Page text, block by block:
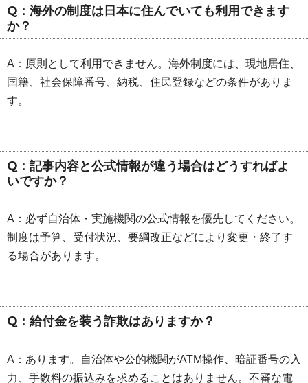
Q：海外の制度は日本に住んでいても利用できます
か？
A：原則として利用できません。海外制度には、現地居住、
国籍、社会保障番号、納税、住民登録などの条件がありま
す。
Q：記事内容と公式情報が違う場合はどうすればよ
いですか？
A：必ず自治体・実施機関の公式情報を優先してください。
制度は予算、受付状況、要綱改正などにより変更・終了す
る場合があります。
Q：給付金を装う詐欺はありますか？
A：あります。自治体や公的機関がATM操作、暗証番号の入
力、手数料の振込みを求めることはありません。不審な電